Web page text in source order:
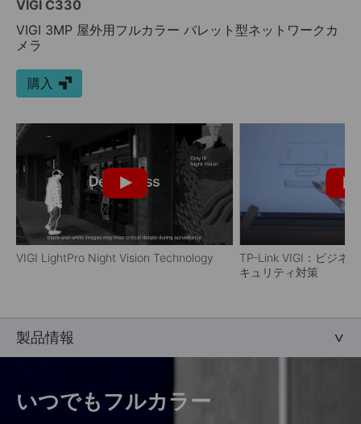
VIGI C330
VIGI 3MP 屋外用フルカラー バレット型ネットワークカ
メラ
購入
VIGI LightPro Night Vision Technology
TP-Link VIGI：ビジネ
キュリティ対策
製品情報
いつでもフルカラー